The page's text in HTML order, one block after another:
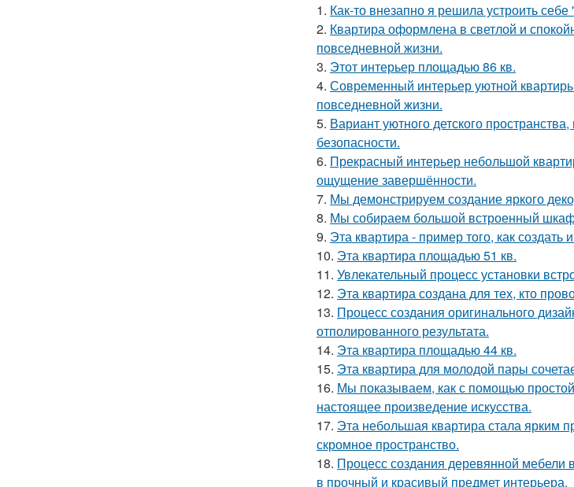
1. Как-то внезапно я решила устроить
2. Квартира оформлена в светлой и
повседневной жизни.
3. Этот интерьер площадью 86 кв.
4. Современный интерьер уютной
повседневной жизни.
5. Вариант уютного детского
безопасности.
6. Прекрасный интерьер небольшой
ощущение завершённости.
7. Мы демонстрируем создание яркого
8. Мы собираем большой встроенный
9. Эта квартира - пример того, как создать
10. Эта квартира площадью 51 кв.
11. Увлекательный процесс установки
12. Эта квартира создана для тех, кто
13. Процесс создания оригинального
отполированного результата.
14. Эта квартира площадью 44 кв.
15. Эта квартира для молодой пары
16. Мы показываем, как с помощью
настоящее произведение искусства.
17. Эта небольшая квартира стала ярким
скромное пространство.
18. Процесс создания деревянной мебели
в прочный и красивый предмет интерьера.